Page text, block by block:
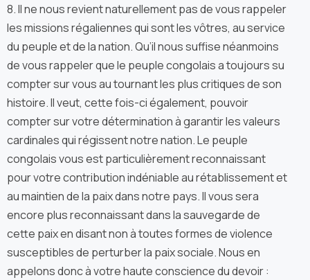
8. Il ne nous revient naturellement pas de vous rappeler
les missions régaliennes qui sont les vôtres, au service
du peuple et de la nation. Qu’il nous suffise néanmoins
de vous rappeler que le peuple congolais a toujours su
compter sur vous au tournant les plus critiques de son
histoire. Il veut, cette fois-ci également, pouvoir
compter sur votre détermination à garantir les valeurs
cardinales qui régissent notre nation. Le peuple
congolais vous est particulièrement reconnaissant
pour votre contribution indéniable au rétablissement et
au maintien de la paix dans notre pays. Il vous sera
encore plus reconnaissant dans la sauvegarde de
cette paix en disant non à toutes formes de violence
susceptibles de perturber la paix sociale. Nous en
appelons donc à votre haute conscience du devoir :